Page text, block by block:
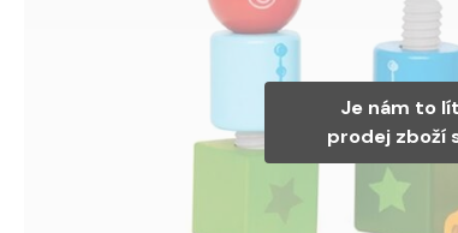
Je nám to
prodej zboží